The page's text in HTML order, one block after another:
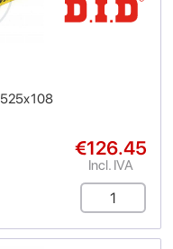
€126.45
Incl. IVA